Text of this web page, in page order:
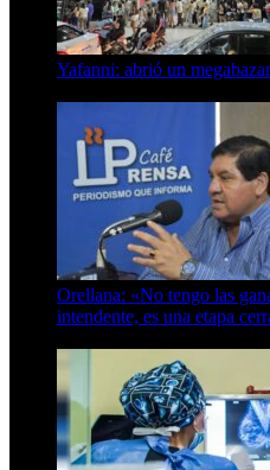
Yafanni: abrió un
Orellana: «No tengo las
intendente, es una etapa